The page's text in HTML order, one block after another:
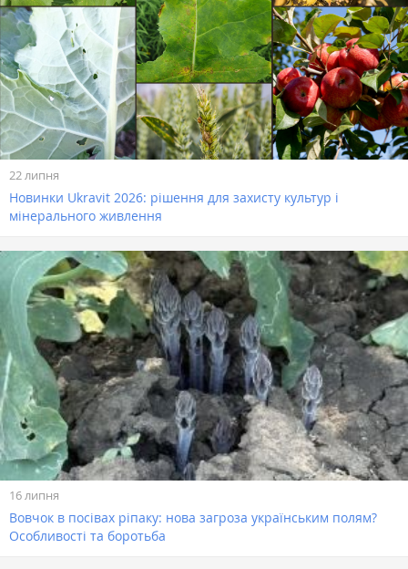
22 липня
Новинки Ukravit 2026: рішення для захисту культур і
мінерального живлення
16 липня
Вовчок в посівах ріпаку: нова загроза українським полям?
Особливості та боротьба